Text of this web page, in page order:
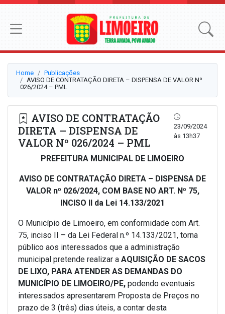
Home
Publicações
AVISO DE CONTRATAÇÃO DIRETA – DISPENSA DE VALOR Nº
026/2024 – PML
AVISO DE CONTRATAÇÃO
DIRETA – DISPENSA DE
VALOR Nº 026/2024 – PML
23/09/2024
às 13h37
PREFEITURA MUNICIPAL DE LIMOEIRO
AVISO DE CONTRATAÇÃO DIRETA – DISPENSA DE
VALOR nº 026/2024, COM BASE NO ART. Nº 75,
INCISO II da Lei 14.133/2021
O Município de Limoeiro, em conformidade com Art.
75, inciso II – da Lei Federal n.º 14.133/2021, torna
público aos interessados que a administração
municipal pretende realizar a AQUISIÇÃO DE SACOS
DE LIXO, PARA ATENDER AS DEMANDAS DO
MUNICÍPIO DE LIMOEIRO/PE, podendo eventuais
interessados apresentarem Proposta de Preços no
prazo de 3 (três) dias úteis, a contar desta